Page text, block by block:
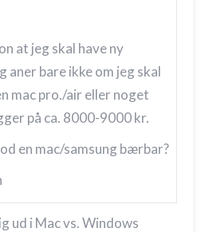
at jeg skal have ny
aner bare ikke om jeg skal
mac pro./air eller noget
på ca. 8000-9000 kr.
en mac/samsung bærbar?
ud i Mac vs. Windows